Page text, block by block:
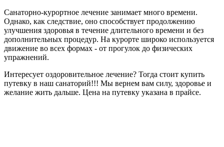
Санаторно-курортное лечение занимает много времени.
Однако, как следствие, оно способствует продолжению
улучшения здоровья в течение длительного времени и без
дополнительных процедур. На курорте широко используется
движение во всех формах - от прогулок до физических
упражнений.
Интересует оздоровительное лечение? Тогда стоит купить
путевку в наш санаторий!!! Мы вернем вам силу, здоровье и
желание жить дальше. Цена на путевку указана в прайсе.